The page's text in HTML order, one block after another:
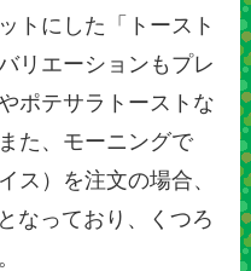
トにした「トースト
リエーションもプレ
ポテサラトーストな
た、モーニングで
ス）を注文の場合、
なっており、くつろ